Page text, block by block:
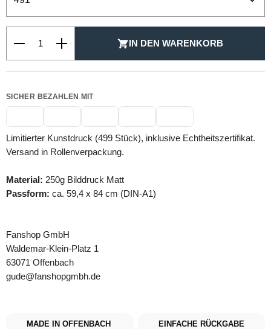
IN DEN WARENKORB
SICHER BEZAHLEN MIT
Limitierter Kunstdruck (499 Stück), inklusive Echtheitszertifikat.
Versand in Rollenverpackung.
Material: 250g Bilddruck Matt
Passform: ca. 59,4 x 84 cm (DIN-A1)
Fanshop GmbH
Waldemar-Klein-Platz 1
63071 Offenbach
gude@fanshopgmbh.de
MADE IN OFFENBACH
EINFACHE RÜCKGABE